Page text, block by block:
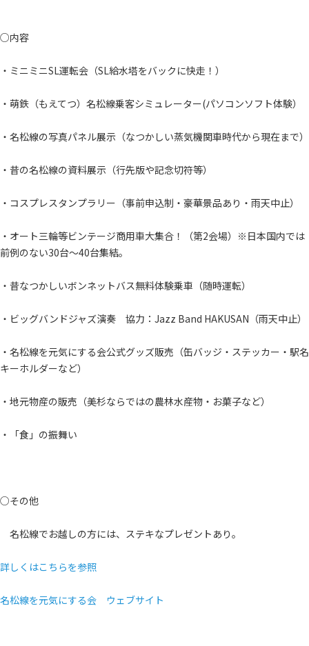
○内容
・ミニミニSL運転会（SL給水塔をバックに快走！）
・萌鉄（もえてつ）名松線乗客シミュレーター(パソコンソフト体験）
・名松線の写真パネル展示（なつかしい蒸気機関車時代から現在まで）
・昔の名松線の資料展示（行先版や記念切符等）
・コスプレスタンプラリー（事前申込制・豪華景品あり・雨天中止）
・オート三輪等ビンテージ商用車大集合！（第2会場）※日本国内では
前例のない30台～40台集結。
・昔なつかしいボンネットバス無料体験乗車（随時運転）
・ビッグバンドジャズ演奏 協力：Jazz Band HAKUSAN（雨天中止）
・名松線を元気にする会公式グッズ販売（缶バッジ・ステッカー・駅名
キーホルダーなど）
・地元物産の販売（美杉ならではの農林水産物・お菓子など）
・「食」の振舞い
○その他
名松線でお越しの方には、ステキなプレゼントあり。
詳しくはこちらを参照
名松線を元気にする会 ウェブサイト